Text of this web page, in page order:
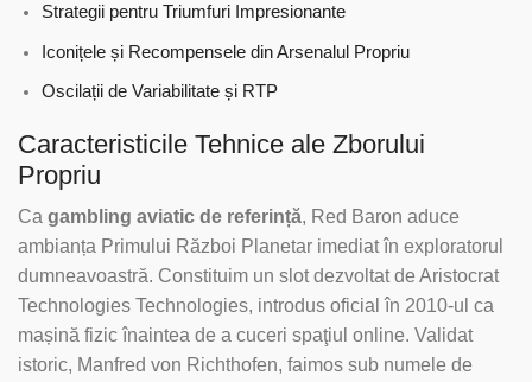
Strategii pentru Triumfuri Impresionante
Iconițele și Recompensele din Arsenalul Propriu
Oscilații de Variabilitate și RTP
Caracteristicile Tehnice ale Zborului
Propriu
Ca gambling aviatic de referință, Red Baron aduce
ambianța Primului Război Planetar imediat în exploratorul
dumneavoastră. Constituim un slot dezvoltat de Aristocrat
Technologies Technologies, introdus oficial în 2010-ul ca
mașină fizic înaintea de a cuceri spaţiul online. Validat
istoric, Manfred von Richthofen, faimos sub numele de